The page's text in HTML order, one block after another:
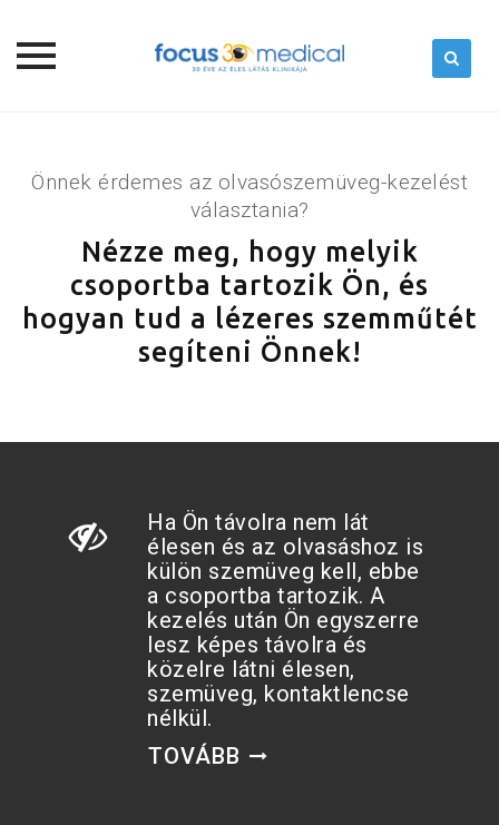
content
Önnek érdemes az olvasószemüveg-kezelést
választania?
Nézze meg, hogy melyik
csoportba tartozik Ön, és
hogyan tud a lézeres szemműtét
segíteni Önnek!
Ha Ön távolra nem lát
élesen és az olvasáshoz is
külön szemüveg kell, ebbe
a csoportba tartozik. A
kezelés után Ön egyszerre
lesz képes távolra és
közelre látni élesen,
szemüveg, kontaktlencse
nélkül.
TOVÁBB